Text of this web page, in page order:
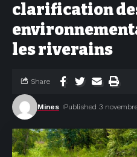
clarification
les riverains
Mines Published 3
Share